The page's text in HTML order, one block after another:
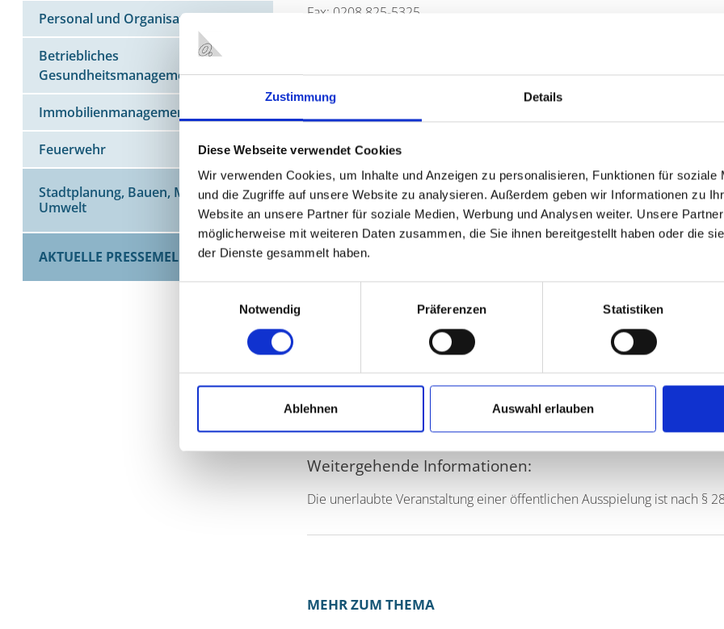
Zustimmung Details
Diese Webseite verwendet Cookies
Wir verwenden Cookies, um Inhalte und Anzeigen zu personalisieren, Funktionen für soziale
und die Zugriffe auf unsere Website zu analysieren. Außerdem geben wir Informationen zu
Website an unsere Partner für soziale Medien, Werbung und Analysen weiter. Unsere
möglicherweise mit weiteren Daten zusammen, die Sie ihnen bereitgestellt haben oder die
der Dienste gesammelt haben.
Notwendig
Präferenzen Statistiken
Ablehnen Auswahl erlauben
Personal und Organisation
Betriebliches
Gesundheitsmanagement
Immobilienmanagement
Feuerwehr
Stadtplanung, Bauen, Mobilität und
Umwelt
AKTUELLE PRESSEMELDUNGEN
Fax: 0208 825-5325
Bitte bringen Sie mit:
schriftlicher formloser Antrag drei Wochen vor Beginn der Tombola mit
Veranstalters, Personalien, Anschrift der für die Durchführung
Losbriefausspielung), Zweck der Ausspielung, Ort und Zeit der
Ausspielung
Vereinssatzung
eine Erklärung des Veranstalters, dass die im Gewinnplan
eine Verpflichtung des Veranstalters, den Reinertrag unmittelbar
Zweck zuzuführen.
Weitergehende Informationen:
Die unerlaubte Veranstaltung einer öffentlichen Ausspielung ist nach §
MEHR ZUM THEMA